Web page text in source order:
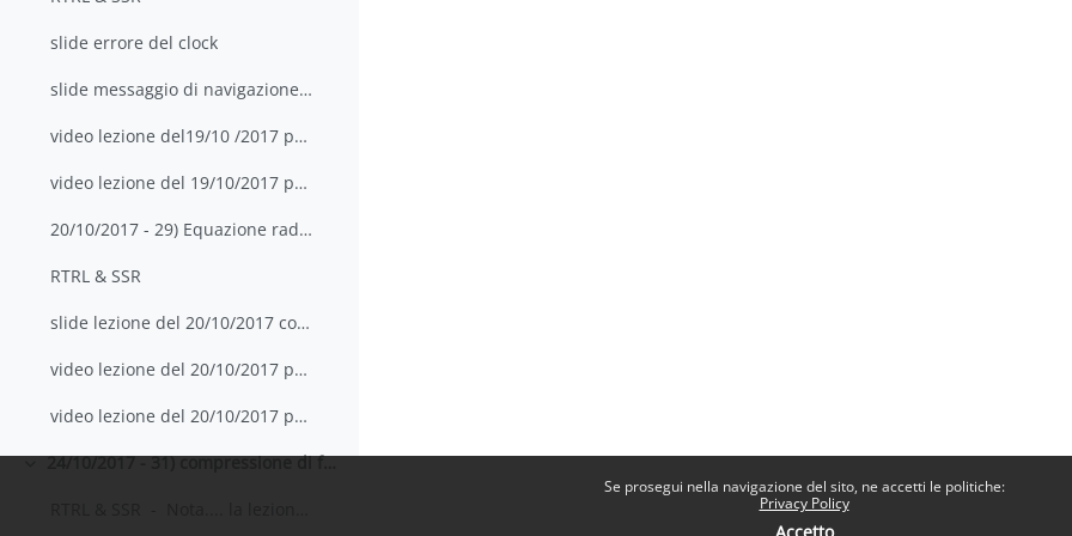
Se prosegui nella navigazione del sito, ne accetti le politiche:
Privacy Policy
slide errore del clock
slide messaggio di navigazione GPS
video lezione del19/10 /2017 parte 1
video lezione del 19/10/2017 parte 2
20/10/2017 - 29) Equazione radar e RCS, 30) Eserci...
RTRL & SSR
slide lezione del 20/10/2017 con appunti
video lezione del 20/10/2017 parte 1
video lezione del 20/10/2017 parte 2
24/10/2017 - 31) compressione di forma d'onda digitali, 32) - codici di Barker